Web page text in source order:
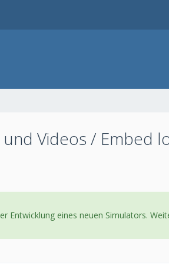
Videos / Embed
Entwicklung eines neuen Simulators.